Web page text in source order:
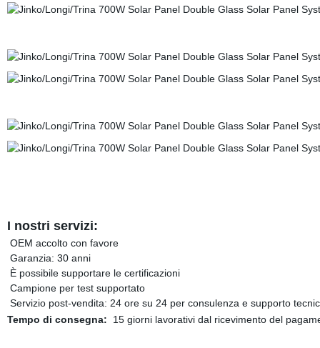
I nostri servizi:
OEM accolto con favore
Garanzia: 30 anni
È possibile supportare le certificazioni
Campione per test supportato
Servizio post-vendita: 24 ore su 24 per consulenza e supporto
Tempo di consegna:
15 giorni lavorativi dal ricevimento del